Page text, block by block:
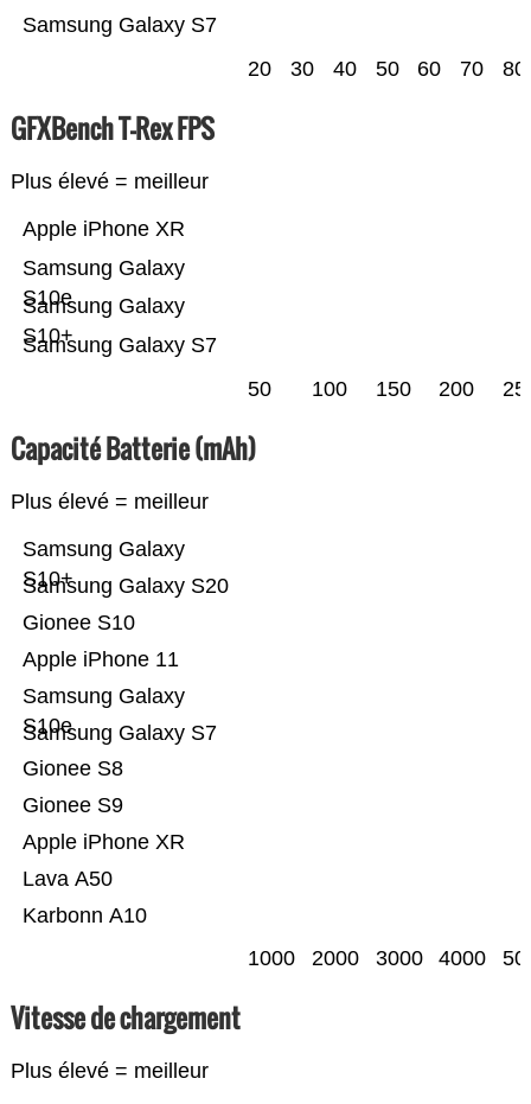
Samsung Galaxy S7
20 30 40 50 60 70 80
GFXBench T-Rex FPS
Plus élevé = meilleur
Samsung Galaxy S7
Samsung Galaxy
S10+
Samsung Galaxy
S10e
Apple iPhone XR
50 100 150 200
Capacité Batterie (mAh)
Plus élevé = meilleur
Karbonn A10
Lava A50
Apple iPhone XR
Gionee S9
Gionee S8
Samsung Galaxy S7
Samsung Galaxy
S10e
Apple iPhone 11
Gionee S10
Samsung Galaxy S20
Samsung Galaxy
S10+
1000 2000 3000 4000
Vitesse de chargement
Plus élevé = meilleur